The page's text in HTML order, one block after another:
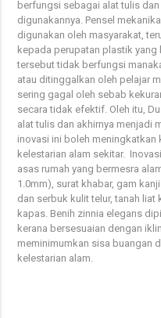
berfungsi sebagai alat tulis
digunakannya. Pensel
digunakan oleh masyarakat,
kepada perupatan plastik
tersebut tidak berfungsi
atau ditinggalkan oleh pelajar
sering gagal oleh sebab
secara tidak efektif. Oleh itu,
alat tulis dan akhirnya menjadi
inovasi ini boleh meningkatkan
kelestarian alam sekitar.
asas rumah yang bermesra
1.0mm), surat khabar, gam
dan serbuk kulit telur, tanah liat
kapas. Benih zinnia elegans
kerana bersesuaian dengan
meminimumkan sisa buangan
kelestarian alam.